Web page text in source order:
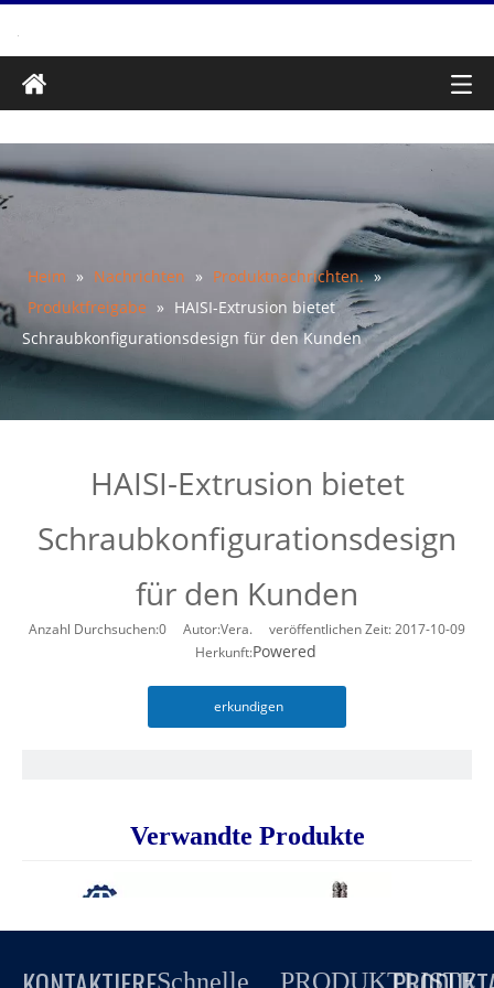
Heim » Nachrichten » Produktnachrichten. »
Produktfreigabe » HAISI-Extrusion bietet
Schraubkonfigurationsdesign für den Kunden
HAISI-Extrusion bietet
Schraubkonfigurationsdesign
für den Kunden
Anzahl Durchsuchen:0 Autor:Vera. veröffentlichen Zeit: 2017-10-09
Herkunft:Powered
erkundigen
Verwandte Produkte
Schnelle
PRODUKTLISTE